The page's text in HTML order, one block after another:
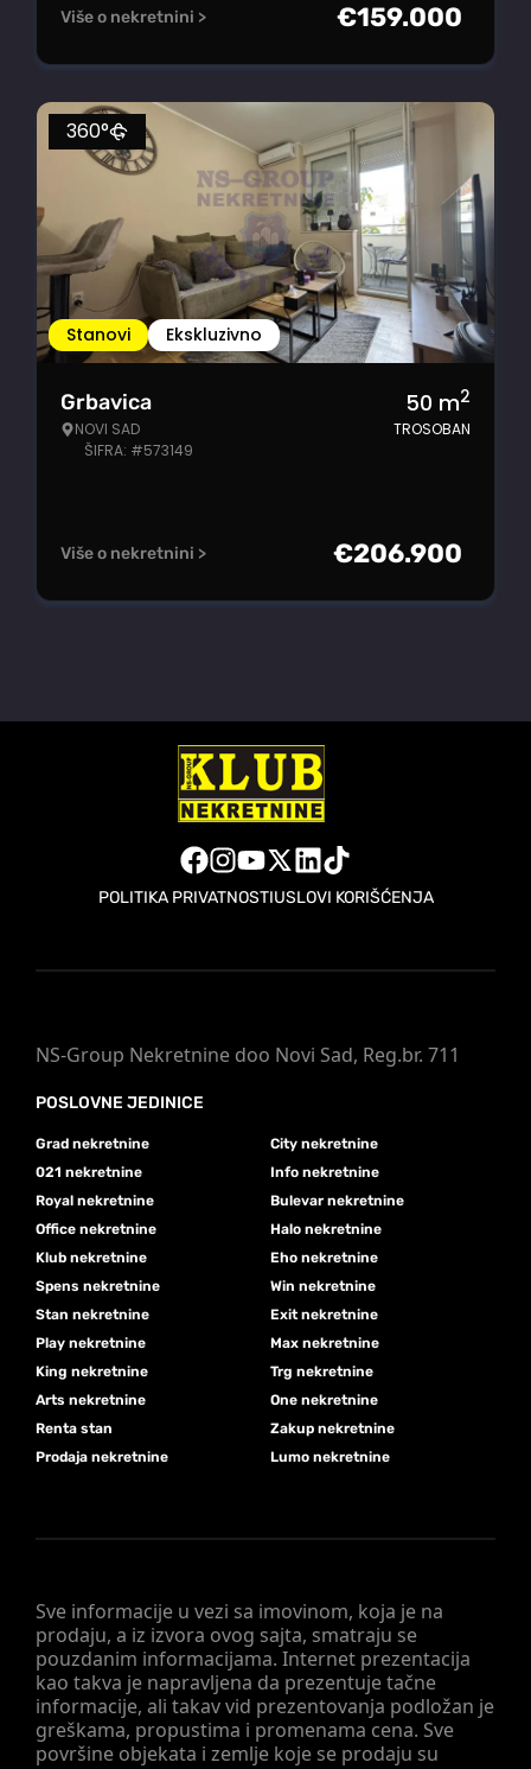
Više o nekretnini > €159.000
Stanovi Ekskluzivno
360°
Grbavica
NOVI SAD
ŠIFRA: #573149
50 m2
TROSOBAN
Više o nekretnini > €206.900
POLITIKA PRIVATNOSTIUSLOVI KORIŠĆENJA
Sve informacije u vezi sa imovinom, koja je na
prodaju, a iz izvora ovog sajta, smatraju se
pouzdanim informacijama. Internet prezentacija
kao takva je napravljena da prezentuje tačne
informacije, ali takav vid prezentovanja podložan je
greškama, propustima i promenama cena. Sve
površine objekata i zemlje koje se prodaju su
NS-Group Nekretnine doo Novi Sad, Reg.br. 711
POSLOVNE JEDINICE
Grad nekretnine
City nekretnine
021 nekretnine
Info nekretnine
Royal nekretnine
Bulevar nekretnine
Office nekretnine
Halo nekretnine
Klub nekretnine
Eho nekretnine
Spens nekretnine
Win nekretnine
Stan nekretnine
Exit nekretnine
Play nekretnine
Max nekretnine
King nekretnine
Trg nekretnine
Arts nekretnine
One nekretnine
Renta stan
Zakup nekretnine
Prodaja nekretnine
Lumo nekretnine